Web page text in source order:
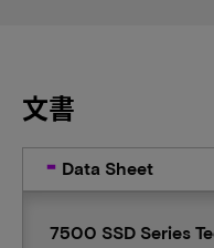
文書
Data Sheet
7500 SSD Series